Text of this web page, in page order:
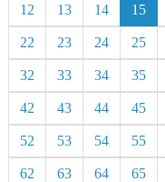
12 13 14 15
22 23 24 25
32 33 34 35
42 43 44 45
52 53 54 55
62 63 64 65